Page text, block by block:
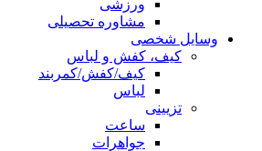
ورزشی
مشاوره تحصیلی
وسایل شخصی
کیف، کفش و لباس
کیف/کفش/کمربند
لباس
تزیینی
ساعت
جواهرات